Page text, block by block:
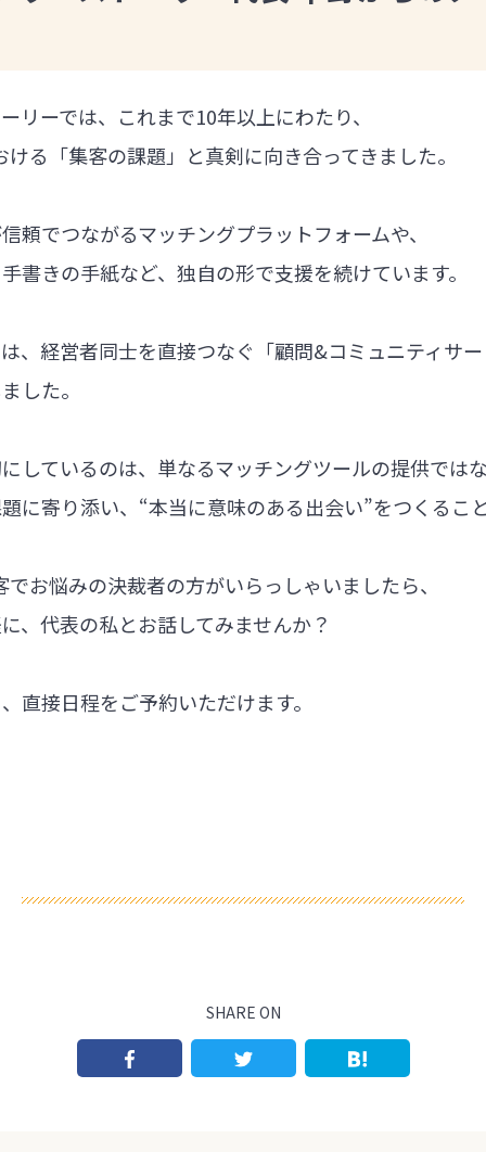
リーでは、これまで10年以上にわたり、
る「集客の課題」と真剣に向き合ってきました。
頼でつながるマッチングプラットフォームや、
書きの手紙など、独自の形で支援を続けています。
、経営者同士を直接つなぐ「顧問&コミュニティサ
した。
しているのは、単なるマッチングツールの提供では
に寄り添い、“本当に意味のある出会い”をつくるこ
お悩みの決裁者の方がいらっしゃいましたら、
、代表の私とお話してみませんか？
直接日程をご予約いただけます。
SHARE ON